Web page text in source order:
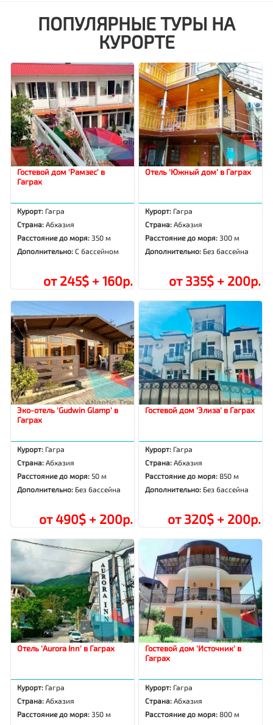
ПОПУЛЯРНЫЕ ТУРЫ НА
КУРОРТЕ
Гостевой дом 'Рамзес' в
Гаграх
Курорт: Гагра
Страна:Абхазия
Расстояние до моря: 350 м
Дополнительно:С бассейном
от 245$ + 160р.
Отель 'Южный дом' в Гаграх
Курорт: Гагра
Страна:Абхазия
Расстояние до моря: 300 м
Дополнительно: Без бассейна
от 335$ + 200р.
Эко-отель 'Gudwin Glamp' в
Гаграх
Курорт: Гагра
Страна:Абхазия
Расстояние до моря: 50 м
Дополнительно: Без бассейна
от 490$ + 200р.
Гостевой дом 'Элиза' в Гаграх
Курорт: Гагра
Страна:Абхазия
Расстояние до моря:850 м
Дополнительно: Без бассейна
от 320$ + 200р.
Отель 'Aurora Inn' в Гаграх
Курорт: Гагра
Страна:Абхазия
Расстояние до моря: 350 м
Гостевой дом 'Источник' в
Гаграх
Курорт: Гагра
Страна:Абхазия
Расстояние до моря:800 м